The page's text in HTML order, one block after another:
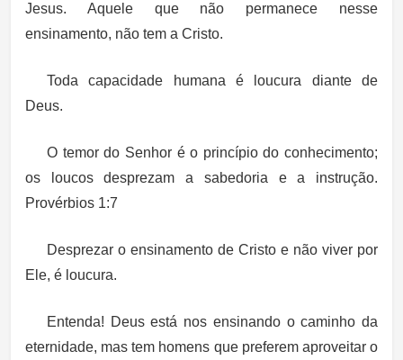
Jesus. Aquele que não permanece nesse
ensinamento, não tem a Cristo.
Toda capacidade humana é loucura diante de
Deus.
O temor do Senhor é o princípio do conhecimento;
os loucos desprezam a sabedoria e a instrução.
Provérbios 1:7
Desprezar o ensinamento de Cristo e não viver por
Ele, é loucura.
Entenda! Deus está nos ensinando o caminho da
eternidade, mas tem homens que preferem aproveitar o